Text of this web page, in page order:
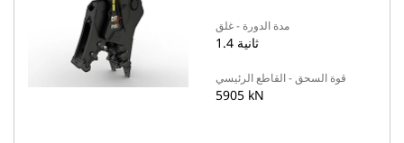
مدة الدورة - غلق
1.4 ثانية
قوة السحق - القاطع الرئيسي
5905 kN